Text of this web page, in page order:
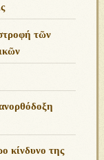
τῶν
κίνδυνο της